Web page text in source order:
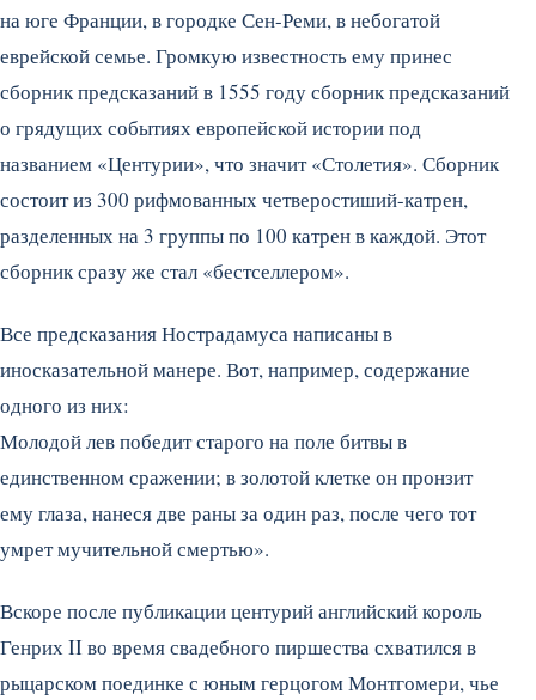
на юге Франции, в городке Сен-Реми, в небогатой
еврейской семье. Громкую известность ему принес
сборник предсказаний в 1555 году сборник предсказаний
о грядущих событиях европейской истории под
названием «Центурии», что значит «Столетия». Сборник
состоит из 300 рифмованных четверостиший-катрен,
разделенных на 3 группы по 100 катрен в каждой. Этот
сборник сразу же стал «бестселлером».
Все предсказания Нострадамуса написаны в
иносказательной манере. Вот, например, содержание
одного из них:
Молодой лев победит старого на поле битвы в
единственном сражении; в золотой клетке он пронзит
ему глаза, нанеся две раны за один раз, после чего тот
умрет мучительной смертью».
Вскоре после публикации центурий английский король
Генрих II во время свадебного пиршества схватился в
рыцарском поединке с юным герцогом Монтгомери, чье